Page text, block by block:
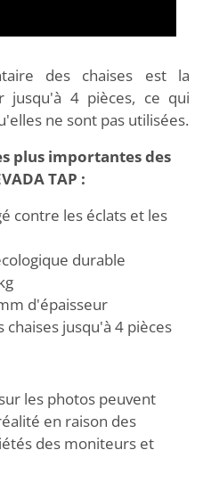
des chaises est la
jusqu'à 4 pièces, ce qui
ne sont pas utilisées.
plus importantes des
TAP :
contre les éclats et les
durable
d'épaisseur
jusqu'à 4 pièces
les photos peuvent
en raison des
des moniteurs et